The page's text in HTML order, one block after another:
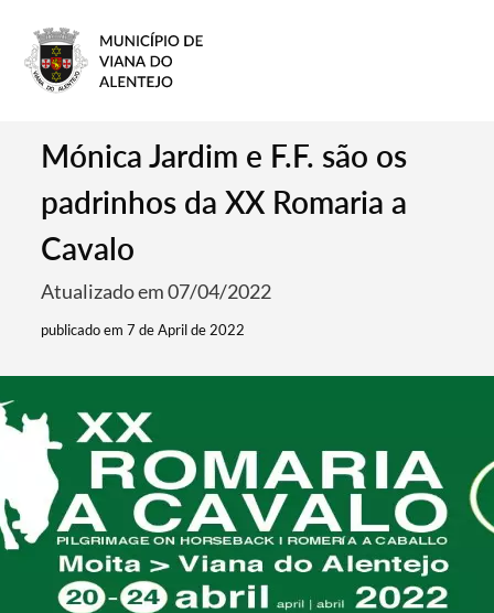
Mónica Jardim e F.F. são os
padrinhos da XX Romaria a
Cavalo
Atualizado em 07/04/2022
publicado em 7 de April de 2022